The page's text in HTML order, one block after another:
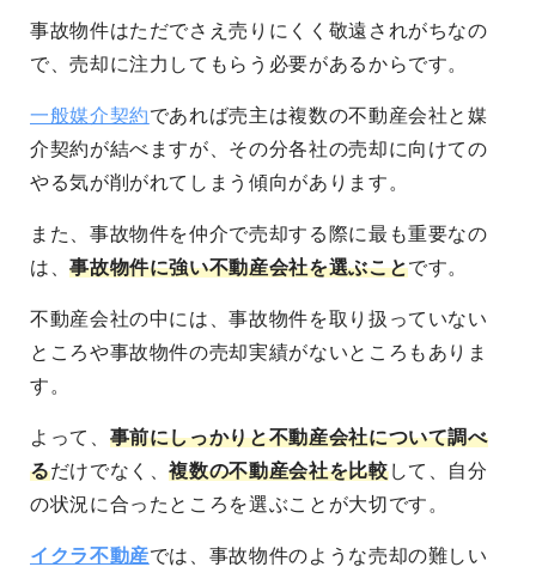
事故物件はただでさえ売りにくく敬遠されがちなの
で、売却に注力してもらう必要があるからです。
一般媒介契約であれば売主は複数の不動産会社と媒
介契約が結べますが、その分各社の売却に向けての
やる気が削がれてしまう傾向があります。
また、事故物件を仲介で売却する際に最も重要なの
は、事故物件に強い不動産会社を選ぶことです。
不動産会社の中には、事故物件を取り扱っていない
ところや事故物件の売却実績がないところもありま
す。
よって、 事前にしっかりと不動産会社について調べ
るだけでなく、複数の不動産会社を比較して、自分
の状況に合ったところを選ぶことが大切です。
イクラ不動産では、事故物件のような売却の難しい